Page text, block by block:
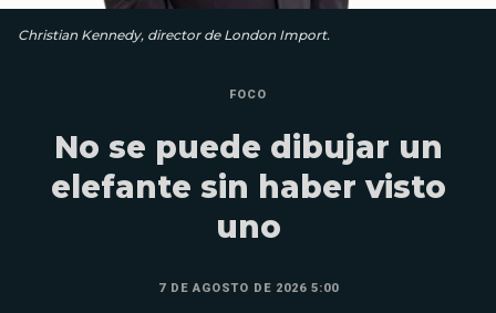
Christian Kennedy, director de London Import.
FOCO
No se puede dibujar un
elefante sin haber visto
uno
7 DE AGOSTO DE 2026 5:00